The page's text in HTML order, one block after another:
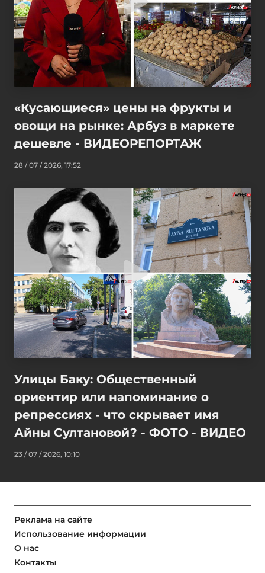
«Кусающиеся» цены на фрукты и
овощи на рынке: Арбуз в маркете
дешевле - ВИДЕОРЕПОРТАЖ
28 / 07 / 2026, 17:52
Улицы Баку: Общественный
ориентир или напоминание о
репрессиях - что скрывает имя
Айны Султановой? - ФОТО - ВИДЕО
23 / 07 / 2026, 10:10
Реклама на сайте
Использование информации
О нас
Контакты